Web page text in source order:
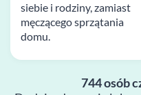
siebie i rodziny, zamiast
męczącego sprzątania
domu.
744 osób